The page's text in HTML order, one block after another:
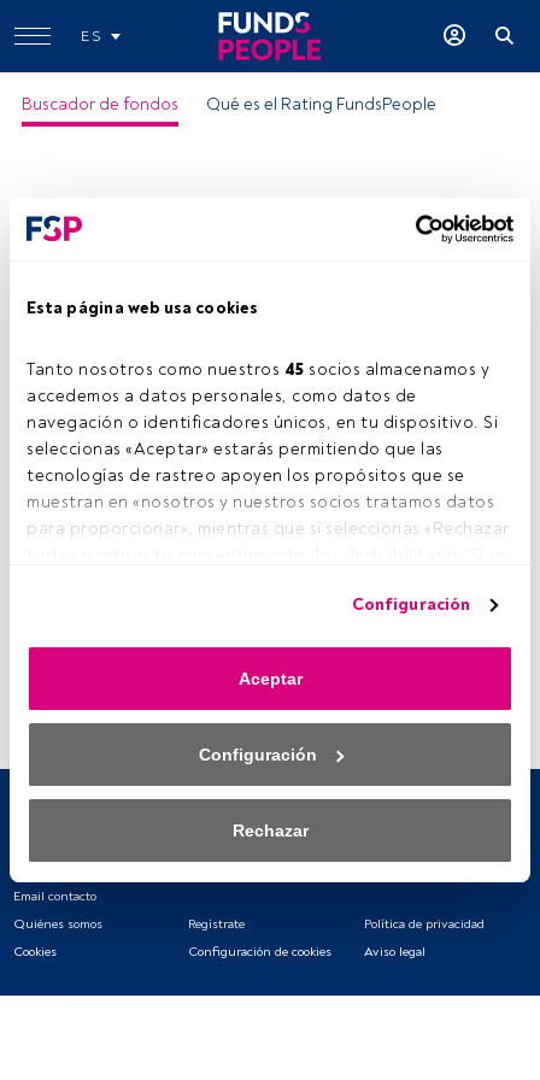
Esta página web usa cookies
Tanto nosotros como nuestros 45 socios almacenamos y
accedemos a datos personales, como datos de
navegación o identificadores únicos, en tu dispositivo. Si
seleccionas «Aceptar» estarás permitiendo que las
tecnologías de rastreo apoyen los propósitos que se
muestran en «nosotros y nuestros socios tratamos datos
para proporcionar», mientras que si seleccionas «Rechazar
anuncios que ves podrían dejar de ser relevantes para ti.
momento haciendo clic en el enlace «Preferencias de
privacidad» que aparece en la parte inferior de la página
la izquierda de la página web). Tus opciones tendrán
saber más, consulta nuestra política de privacidad.
datos para proporcionar:
activamente las características del dispositivo para su
identificación. Almacenar la información en un dispositivo
Configuración
Aceptar
Configuración
Rechazar
ES
Buscador de fondos Qué es el Rating FundsPeople
Email contacto
Quiénes somos
Regístrate
Política de privacidad
Cookies
Configuración de cookies Aviso legal